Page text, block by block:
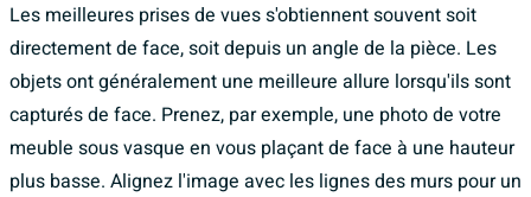
Les meilleures prises de vues s'obtiennent souvent soit
directement de face, soit depuis un angle de la pièce. Les
objets ont généralement une meilleure allure lorsqu'ils sont
capturés de face. Prenez, par exemple, une photo de votre
meuble sous vasque en vous plaçant de face à une hauteur
plus basse. Alignez l'image avec les lignes des murs pour un